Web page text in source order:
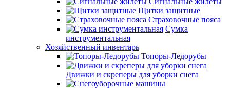
Щитки защитные
Страховочные пояса
Сумка
инструментальная
Хозяйственный инвентарь
Топоры-Ледорубы
Движки и скреперы для уборки снега